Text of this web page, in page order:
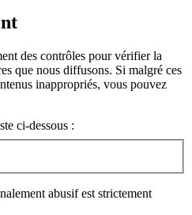
des contrôles pour vérifier la
que nous diffusons. Si malgré ces
inappropriés, vous pouvez
ci-dessous :
abusif est strictement